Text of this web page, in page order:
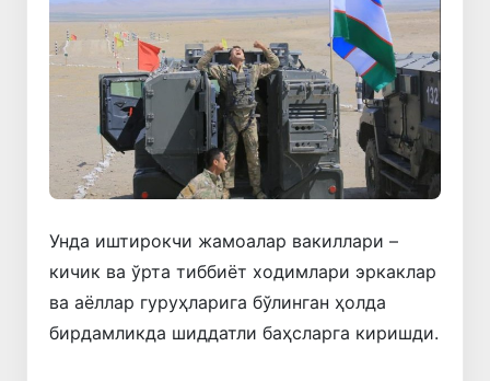
Унда иштирокчи жамоалар вакиллари –
кичик ва ўрта тиббиёт ходимлари эркаклар
ва аёллар гуруҳларига бўлинган ҳолда
бирдамликда шиддатли баҳсларга киришди.